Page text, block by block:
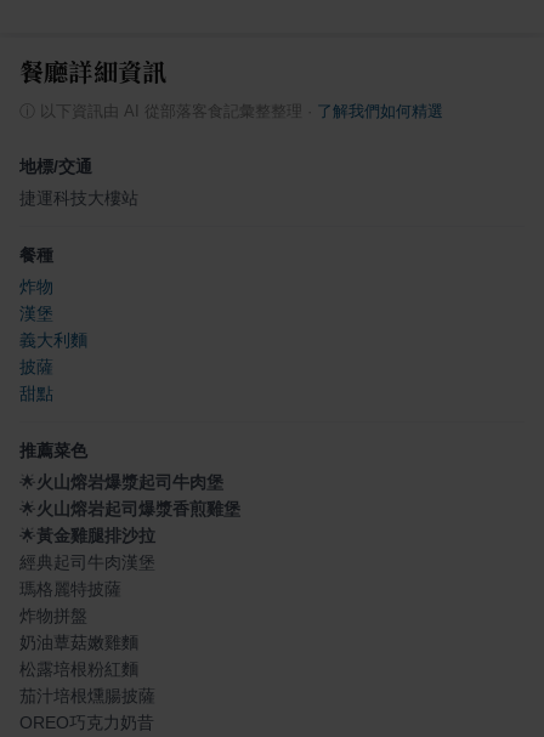
餐廳詳細資訊
以下資訊由 AI 從部落客食記彙整整理 了解我們如何精選
地標/交通
捷運科技大樓站
餐種
炸物
漢堡
義大利麵
披薩
甜點
推薦菜色
🌟火山熔岩爆漿起司牛肉堡
🌟火山熔岩起司爆漿香煎雞堡
🌟黃金雞腿排沙拉
經典起司牛肉漢堡
瑪格麗特披薩
炸物拼盤
奶油蕈菇嫩雞麵
松露培根粉紅麵
茄汁培根燻腸披薩
OREO巧克力奶昔